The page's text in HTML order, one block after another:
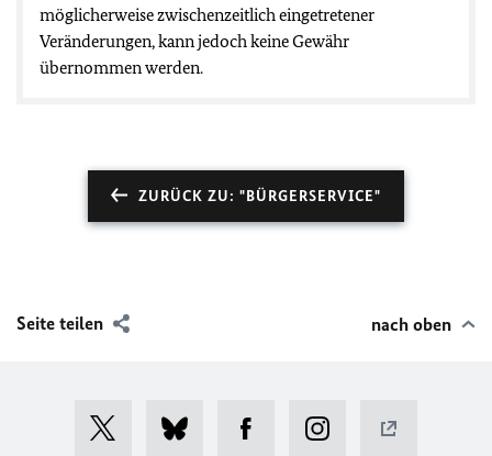
möglicherweise zwischenzeitlich eingetretener
Veränderungen, kann jedoch keine Gewähr
übernommen werden.
ZURÜCK ZU: "BÜRGERSERVICE"
Seite teilen nach oben